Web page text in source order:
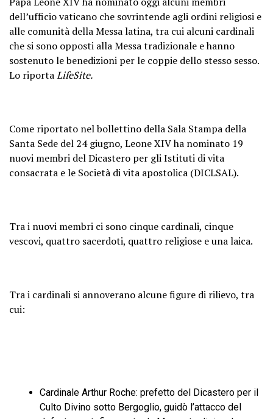
dell’ufficio vaticano che sovrintende agli ordini religiosi e
alle comunità della Messa latina, tra cui alcuni cardinali
che si sono opposti alla Messa tradizionale e hanno
sostenuto le benedizioni per le coppie dello stesso sesso.
Lo riportaLifeSite.
Come riportato nel bollettino della Sala Stampa della
Santa Sede del 24 giugno, Leone XIV ha nominato 19
nuovi membri del Dicastero per gli Istituti di vita
consacrata e le Società di vita apostolica (DICLSAL).
Tra i nuovi membri ci sono cinque cardinali, cinque
vescovi, quattro sacerdoti, quattro religiose e una laica.
Tra i cardinali si annoverano alcune figure di rilievo, tra
cui:
Cardinale Arthur Roche: prefetto del Dicastero per il
Culto Divino sotto Bergoglio, guidò l’attacco del